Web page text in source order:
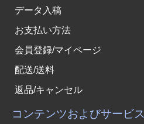
データ入稿
お支払い方法
会員登録/マイページ
配送/送料
返品/キャンセル
コンテンツおよびサービス